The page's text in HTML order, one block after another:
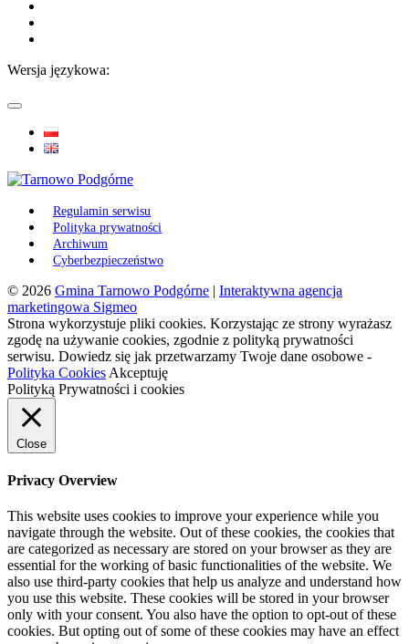
Wersja językowa:
Regulamin serwisu
Polityka prywatności
Archiwum
Cyberbezpieczeństwo
© 2026 Gmina Tarnowo Podgórne | Interaktywna agencja
marketingowa Sigmeo
Strona wykorzystuje pliki cookies. Korzystając ze strony wyrażasz
zgodę na używanie cookies, zgodnie z polityką prywatności
serwisu. Dowiedz się jak przetwarzamy Twoje dane osobowe -
Polityka Cookies Akceptuję
Polityką Prywatności i cookies
Close
Privacy Overview
This website uses cookies to improve your experience while you
navigate through the website. Out of these cookies, the cookies that
are categorized as necessary are stored on your browser as they are
essential for the working of basic functionalities of the website. We
also use third-party cookies that help us analyze and understand how
you use this website. These cookies will be stored in your browser
only with your consent. You also have the option to opt-out of these
cookies. But opting out of some of these cookies may have an effect